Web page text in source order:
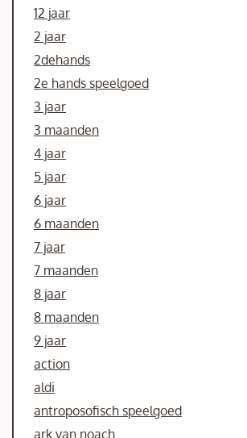
12 jaar
2 jaar
2dehands
2e hands speelgoed
3 jaar
3 maanden
4 jaar
5 jaar
6 jaar
6 maanden
7 jaar
7 maanden
8 jaar
8 maanden
9 jaar
action
aldi
antroposofisch speelgoed
ark van noach